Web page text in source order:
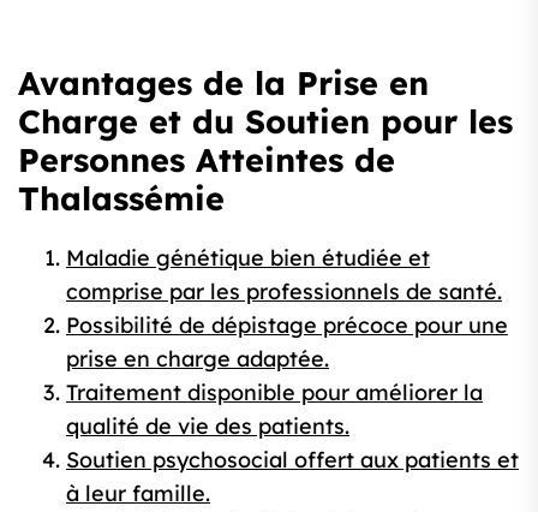
Avantages de la Prise en
Charge et du Soutien pour les
Personnes Atteintes de
Thalassémie
Maladie génétique bien étudiée et
comprise par les professionnels de santé.
Possibilité de dépistage précoce pour une
prise en charge adaptée.
Traitement disponible pour améliorer la
qualité de vie des patients.
Soutien psychosocial offert aux patients et
à leur famille.